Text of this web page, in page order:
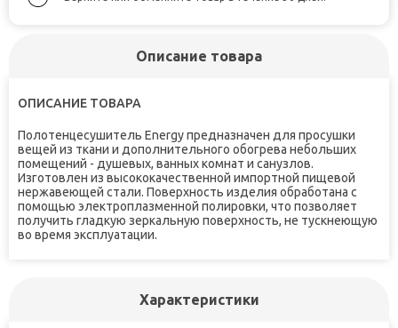
Описание товара
ОПИСАНИЕ ТОВАРА
Полотенцесушитель Energyпредназначен для просушки
вещей из ткани и дополнительного обогрева небольших
помещений - душевых, ванных комнат и санузлов.
Изготовлен из высококачественной импортной пищевой
нержавеющей стали. Поверхность изделия обработана с
помощью электроплазменной полировки, что позволяет
получить гладкую зеркальную поверхность, не тускнеющую
во время эксплуатации.
Характеристики